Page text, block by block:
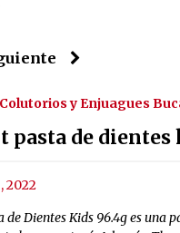
y Enjuagues
pasta de dientes
2022
de Dientes Kids 96.4g es una